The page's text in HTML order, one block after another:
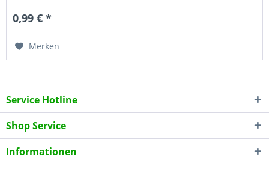
0,99 € *
Merken
Service Hotline
Shop Service
Informationen